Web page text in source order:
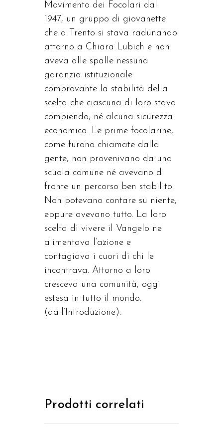
Movimento dei Focolari dal
1947, un gruppo di giovanette
che a Trento si stava radunando
attorno a Chiara Lubich e non
aveva alle spalle nessuna
garanzia istituzionale
comprovante la stabilità della
scelta che ciascuna di loro stava
compiendo, né alcuna sicurezza
economica. Le prime focolarine,
come furono chiamate dalla
gente, non provenivano da una
scuola comune né avevano di
fronte un percorso ben stabilito.
Non potevano contare su niente,
eppure avevano tutto. La loro
scelta di vivere il Vangelo ne
alimentava l’azione e
contagiava i cuori di chi le
incontrava. Attorno a loro
cresceva una comunità, oggi
estesa in tutto il mondo.
(dall’Introduzione).
Prodotti correlati